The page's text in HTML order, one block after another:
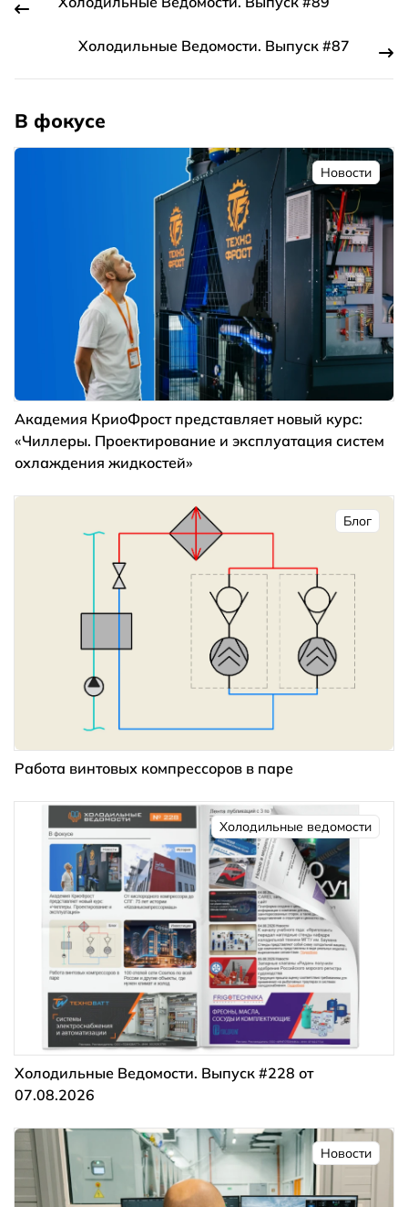
Холодильные Ведомости. Выпуск #87
В фокусе
Новости
Академия КриоФрост представляет новый курс:
«Чиллеры. Проектирование и эксплуатация систем
охлаждения жидкостей»
Блог
Работа винтовых компрессоров в паре
Холодильные ведомости
Холодильные Ведомости. Выпуск #228 от
07.08.2026
Новости